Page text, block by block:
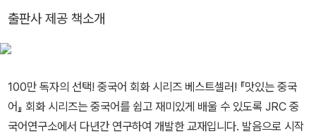
출판사 제공 책소개
100만 독자의 선택! 중국어 회화 시리즈 베스트셀러! 『맛있는 중국
어』 회화 시리즈는 중국어를 쉽고 재미있게 배울 수 있도록 JRC 중
국어연구소에서 다년간 연구하여 개발한 교재입니다. 발음으로 시작